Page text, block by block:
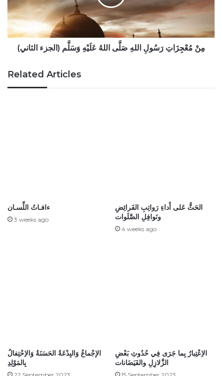
اللهُ
عَلَيْهِ
وَسَلَّم
(الجزء
الثاني)
مِنْ مُعْجِزَاتِ رَسُولِ اللهِ صَلَّى اللهُ عَلَيْهِ وَسَلَّم (الجزء الثاني)
Related Articles
ءافـاتُ اللِّسـان
3 weeks ago
الحَثُّ عَلى أَداءِ رَواتِبِ الفَرائِضِ
ونَوافِلِ الصَّلَوات
4 weeks ago
الإجْماعُ وَالبِدْعَةُ الحَسَنَةُ وَالاِحْتِفالُ
بِالمَوْلِدِ
الاِعْتِبارُ بِما جَرَى فِي حُدُوثِ بَعْضِ
الزَّلازِلِ والفَيَضَانات